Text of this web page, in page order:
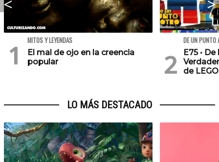
MITOS Y LEYENDAS
El mal de ojo en la creencia
popular
DE UN PUNTO
E75 •
de
LO MÁS DESTACADO